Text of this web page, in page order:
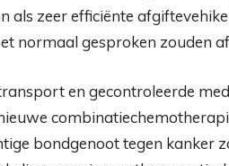
als zeer efficiënte
normaal gesproken zouden
en gecontroleerde
bondgenoot tegen kanker